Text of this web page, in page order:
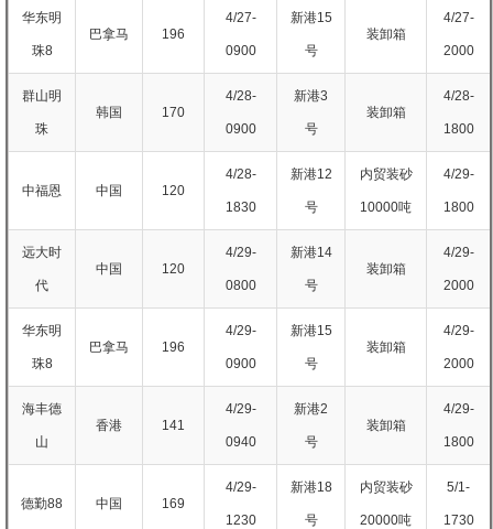
华东明
珠8
巴拿马 196
4/27-
0900
新港15
号
装卸箱
4/27-
2000
群山明
珠
韩国 170
4/28-
0900
新港3
号
装卸箱
4/28-
1800
中福恩 中国 120
4/28-
1830
新港12
号
内贸装砂
10000吨
4/29-
1800
远大时
代
中国 120
4/29-
0800
新港14
号
装卸箱
4/29-
2000
华东明
珠8
巴拿马 196
4/29-
0900
新港15
号
装卸箱
4/29-
2000
海丰德
山
香港 141
4/29-
0940
新港2
号
装卸箱
4/29-
1800
德勤88 中国 169
4/29-
1230
新港18
号
内贸装砂
20000吨
5/1-
1730